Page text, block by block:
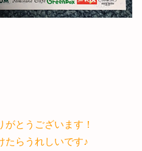
とうございます！
たらうれしいです♪